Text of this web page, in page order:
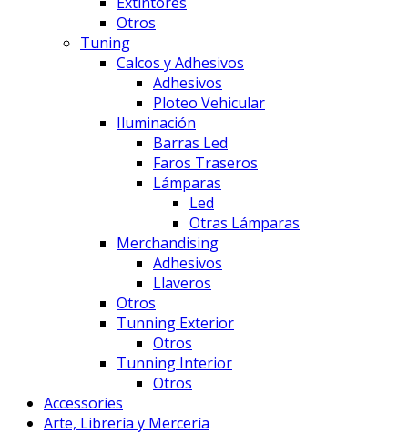
Otros
Tuning
Calcos y Adhesivos
Adhesivos
Ploteo Vehicular
Iluminación
Barras Led
Faros Traseros
Lámparas
Led
Otras Lámparas
Merchandising
Adhesivos
Llaveros
Otros
Tunning Exterior
Otros
Tunning Interior
Otros
Accessories
Arte, Librería y Mercería